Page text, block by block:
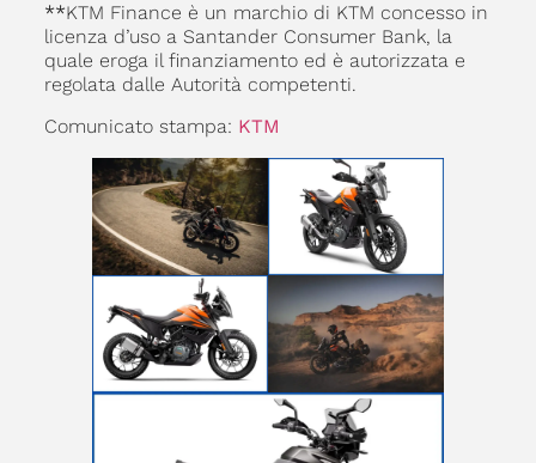
**KTM Finance è un marchio di KTM concesso in
licenza d’uso a Santander Consumer Bank, la
quale eroga il finanziamento ed è autorizzata e
regolata dalle Autorità competenti.
Comunicato stampa: KTM